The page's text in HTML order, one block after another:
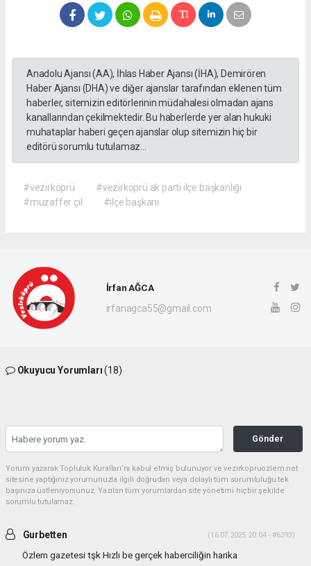
Anadolu Ajansı (AA), İhlas Haber Ajansı (İHA), Demirören
Haber Ajansı (DHA) ve diğer ajanslar tarafından eklenen tüm
haberler, sitemizin editörlerinin müdahalesi olmadan ajans
kanallarından çekilmektedir. Bu haberlerde yer alan hukuki
muhataplar haberi geçen ajanslar olup sitemizin hiç bir
editörü sorumlu tutulamaz...
#vezirköprü
#vezirköprü ak parti ilçe başkanlığı
#muzaffer çil
#ilçe başkanı
İrfan AĞCA
irfanagca55@gmail.com
Okuyucu Yorumları(18)
Gönder
Yorum yazarak Topluluk Kuralları’nı kabul etmiş bulunuyor ve vezirkopruozlem.net
sitesine yaptığınız yorumunuzla ilgili doğrudan veya dolaylı tüm sorumluluğu tek
başınıza üstleniyorsunuz. Yazılan tüm yorumlardan site yönetimi hiçbir şekilde
sorumlu tutulamaz.
Gurbetten (16.07.2025 20:04 - #6393)
Özlem gazetesi tşk Hızlı be gerçek haberciliğin harika